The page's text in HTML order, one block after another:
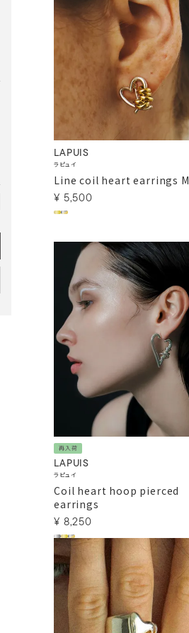
LAPUIS
ラピュイ
Line coil heart earrings M
¥ 5,500
再入荷
LAPUIS
ラピュイ
Coil heart hoop pierced
earrings
¥ 8,250